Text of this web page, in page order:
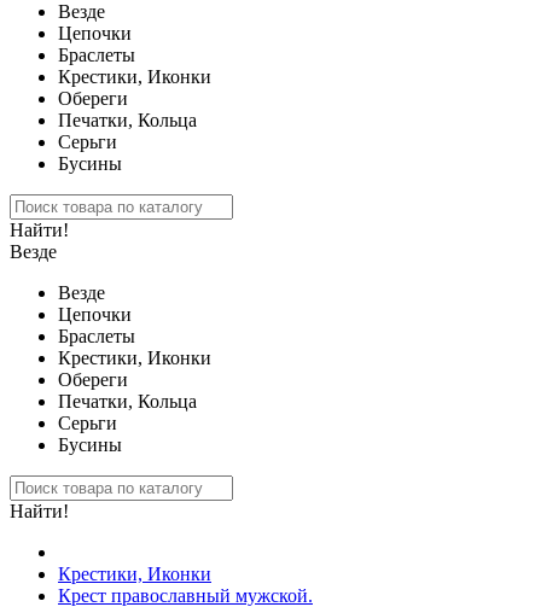
Везде
Цепочки
Браслеты
Крестики, Иконки
Обереги
Печатки, Кольца
Серьги
Бусины
Найти!
Везде
Везде
Цепочки
Браслеты
Крестики, Иконки
Обереги
Печатки, Кольца
Серьги
Бусины
Найти!
Крестики, Иконки
Крест православный мужской.